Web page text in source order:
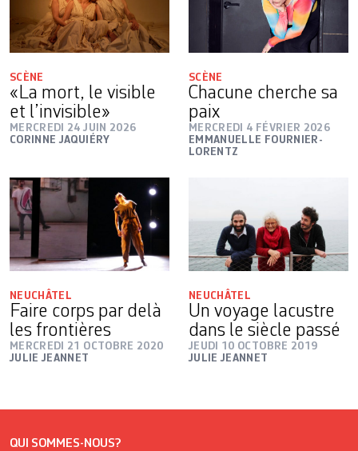
SCÈNE
«La mort, le visible
et l’invisible»
MERCREDI 24 JUIN 2026
CORINNE JAQUIÉRY
SCÈNE
Chacune cherche sa
paix
MERCREDI 4 FÉVRIER 2026
EMMANUELLE FOURNIER-
LORENTZ
NEUCHÂTEL
Faire corps par delà
les frontières
MERCREDI 21 OCTOBRE 2020
JULIE JEANNET
NEUCHÂTEL
Un voyage lacustre
dans le siècle passé
JEUDI 10 OCTOBRE 2019
JULIE JEANNET
QUI SOMMES-NOUS?